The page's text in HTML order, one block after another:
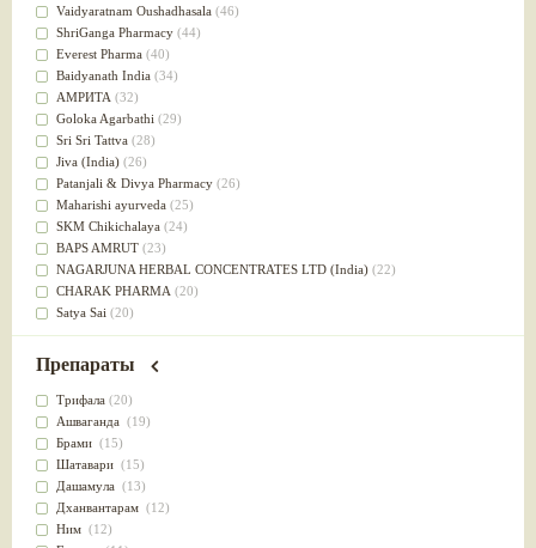
При расстройстве желудка (36)
Успокоительное(36)
Для глаз(34)
от геморроя(34)
Противовоспалительное
Для Питта доши(32)
Для сердца(32)
Для сосудов головного мозга
Для полости рта(32)
Дефицит железа(31)
Для лица(31)
Употребление в пищу
Ароматерапия(29)
Жаропонижающее(29)
для памяти(28)
для почек(28)
Слабительное (28)
Афродизиак(27)
Напитки(27)
Для йоги (27)
Для потенции(26)
Для душа(25)
для концентрации внимания
при нарушении эрекции
Vaidyaratnam Oushadhasala (46)
ShriGanga Pharmacy (44)
Everest Pharma (40)
Baidyanath India (34)
АМРИТА (32)
Goloka Agarbathi (29)
Sri Sri Tattva (28)
Jiva (India) (26)
Patanjali & Divya Pharmacy (26)
Maharishi ayurveda (25)
SKM Chikichalaya (24)
BAPS AMRUT (23)
NAGARJUNA HERBAL CONCENTRATES LTD (India) (22)
CHARAK PHARMA (20)
Satya Sai (20)
Vyas(20)
Kerala Ayurveda
(19)
Organic India pvt ltd
Lalita(16)
Ashtang Herbals
Alarsin(14)
Vasu Health care
Baraka(13)
Dabur India Ltd
Препараты
Трифала (20)
Ашваганда (19)
Брами (15)
Шатавари (15)
Дашамула (13)
Дханвантарам (12)
Ним (12)